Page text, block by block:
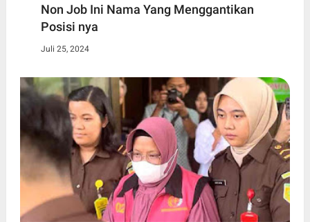
Non Job Ini Nama Yang Menggantikan
Posisi nya
Juli 25, 2024